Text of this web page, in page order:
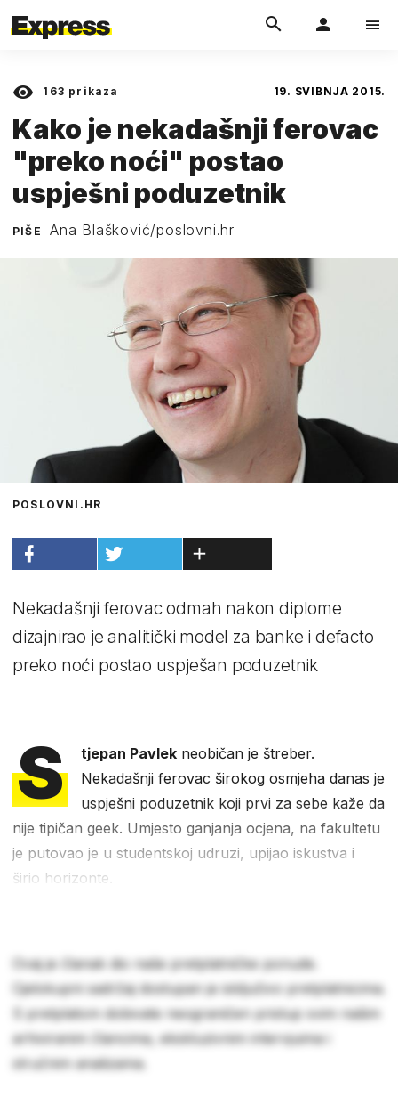
163 prikaza 19. SVIBNJA 2015.
Kako je nekadašnji ferovac
"preko noći" postao
uspješni poduzetnik
PIŠE Ana Blašković/poslovni.hr
POSLOVNI.HR
Nekadašnji ferovac odmah nakon diplome
dizajnirao je analitički model za banke i defacto
preko noći postao uspješan poduzetnik
S tjepan Pavlek neobičan je štreber.
Nekadašnji ferovac širokog osmjeha danas je
uspješni poduzetnik koji prvi za sebe kaže da
nije tipičan geek. Umjesto ganjanja ocjena, na fakultetu
je putovao je u studentskoj udruzi, upijao iskustva i
širio horizonte.
Ovaj je članak dio naše pretplatničke ponude.
Cjelokupni sadržaj dostupan je isključivo pretplatnicima.
S pretplatom dobivate neograničen pristup svim našim
arhiviranim člancima, ekskluzivnim intervjuima i
stručnim analizama.